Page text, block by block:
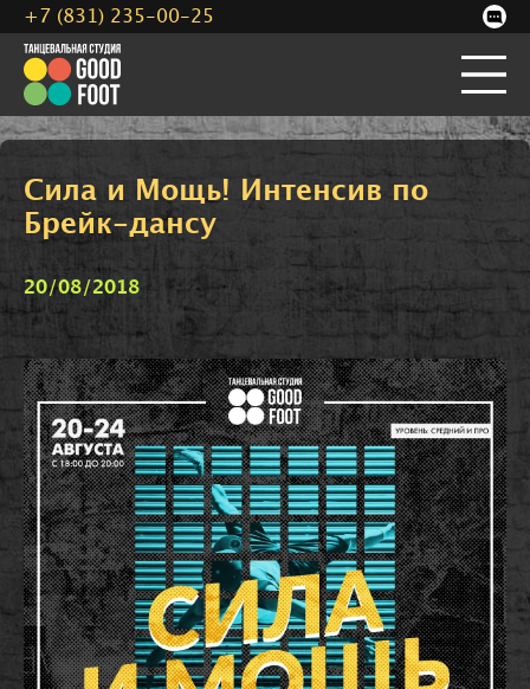
Сила и Мощь! Интенсив по
Брейк-дансу
20/08/2018
+7 (831) 235-00-25